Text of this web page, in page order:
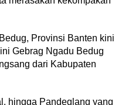
Provinsi Banten kini
Gebrag Ngadu Bedug
dari Kabupaten
hingga Pandeglang yang